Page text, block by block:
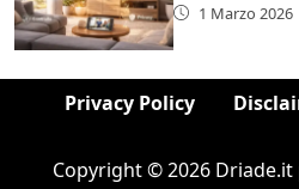
1 Marzo 2026
Privacy Policy
Copyright © 2026